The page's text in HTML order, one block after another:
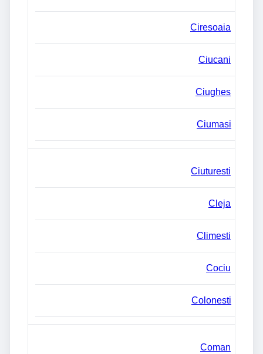
Ciresoaia
Ciucani
Ciughes
Ciumasi
Ciuturesti
Cleja
Climesti
Cociu
Colonesti
Coman